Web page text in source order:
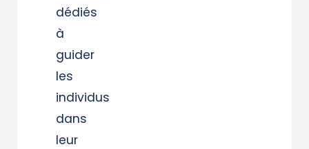
dédiés
à
guider
les
individus
dans
leur